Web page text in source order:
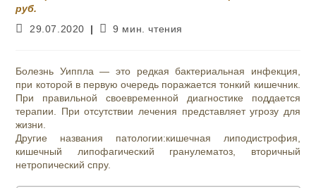
руб.
Запись
29.07.2020
Время
9 мин. чтения
Болезнь Уиппла — это редкая бактериальная инфекция,
при которой в первую очередь поражается тонкий кишечник.
При правильной своевременной диагностике поддается
терапии. При отсутствии лечения представляет угрозу для
жизни.
Другие названия патологии:кишечная липодистрофия,
кишечный липофагический гранулематоз, вторичный
нетропический спру.